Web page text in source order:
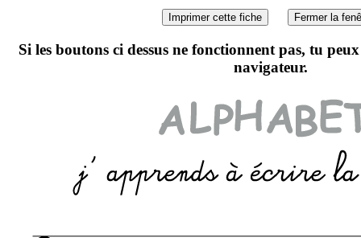
Si les boutons ci dessus ne fonctionnent pas, tu
navigateur.